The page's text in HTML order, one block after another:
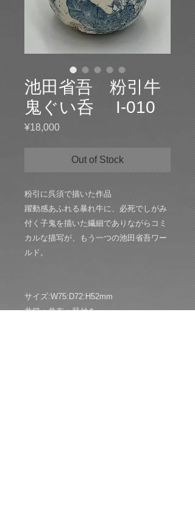
池田省吾 粉引牛
鬼ぐい呑 I-010
¥18,000Price
Out of Stock
粉引に呉須で描いた作品
躍動感あふれる暴れ牛に、必死でしがみ
付く子鬼を描いた繊細でありながらコミ
カルな描写が、もう一つの池田省吾ワー
ルド。
サイズ:W75:D72:H52mm
共箱：共布：栞付き